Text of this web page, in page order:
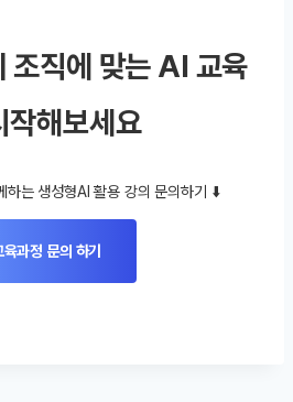
조직에 맞는 AI 교육
작해보세요
하는 생성형AI 활용 강의 문의하기 ⬇️
육과정 문의 하기